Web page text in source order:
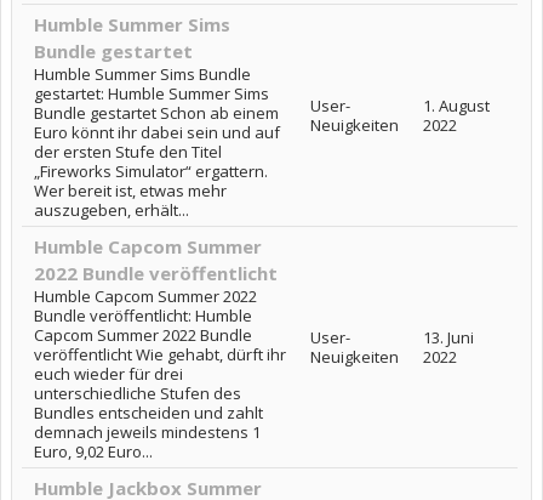
Humble Summer Sims
Bundle gestartet
Humble Summer Sims Bundle
gestartet: Humble Summer Sims
Bundle gestartet Schon ab einem
Euro könnt ihr dabei sein und auf
der ersten Stufe den Titel
„Fireworks Simulator“ ergattern.
Wer bereit ist, etwas mehr
auszugeben, erhält...
User-
Neuigkeiten
1. August
2022
Humble Capcom Summer
2022 Bundle veröffentlicht
Humble Capcom Summer 2022
Bundle veröffentlicht: Humble
Capcom Summer 2022 Bundle
veröffentlicht Wie gehabt, dürft ihr
euch wieder für drei
unterschiedliche Stufen des
Bundles entscheiden und zahlt
demnach jeweils mindestens 1
Euro, 9,02 Euro...
User-
Neuigkeiten
13. Juni
2022
Humble Jackbox Summer